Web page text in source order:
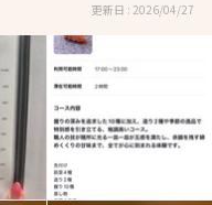
更新日 : 2026/04/27